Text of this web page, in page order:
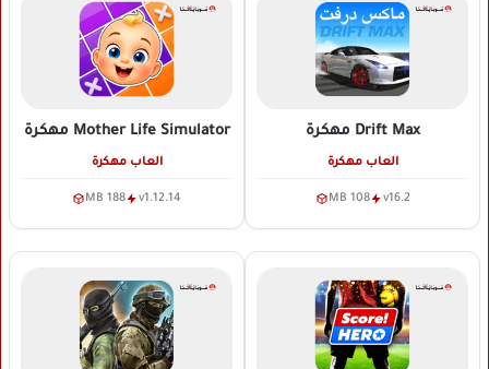
Drift Max مهكرة
العاب مهكرة
v16.2
108 MB
Mother Life Simulator مهكرة
العاب مهكرة
v1.12.14
188 MB